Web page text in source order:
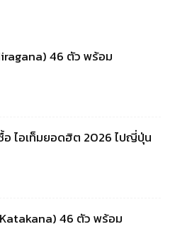
46 ตัว พร้อม
ไอเท็มยอดฮิต 2026 ไปญี่ปุ่น
46 ตัว พร้อม